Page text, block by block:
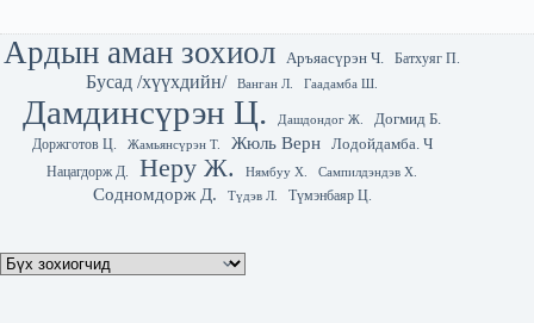
Ардын аман зохиол Аръяасүрэн Ч. Батхуяг П.
Бусад /хүүхдийн/ Ванган Л. Гаадамба Ш.
Дамдинсүрэн Ц. Дашдондог Ж.
Догмид Б.
Доржготов Ц.
Жамьянсүрэн Т. Жюль Верн Лодойдамба. Ч
Нацагдорж Д. Неру Ж. Нямбуу Х. Сампилдэндэв Х.
Содномдорж Д. Түдэв Л. Түмэнбаяр Ц.